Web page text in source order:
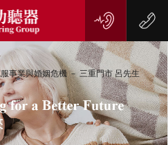
事業與婚姻危機 － 三重門市 呂先生